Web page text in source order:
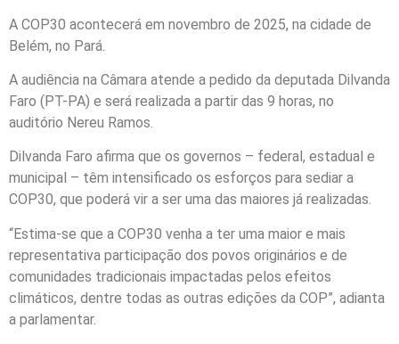
A COP30 acontecerá em novembro de 2025, na cidade de
Belém, no Pará.
A audiência na Câmara atende a pedido da deputada Dilvanda
Faro (PT-PA) e será realizada a partir das 9 horas, no
auditório Nereu Ramos.
Dilvanda Faro afirma que os governos – federal, estadual e
municipal – têm intensificado os esforços para sediar a
COP30, que poderá vir a ser uma das maiores já realizadas.
“Estima-se que a COP30 venha a ter uma maior e mais
representativa participação dos povos originários e de
comunidades tradicionais impactadas pelos efeitos
climáticos, dentre todas as outras edições da COP”, adianta
a parlamentar.